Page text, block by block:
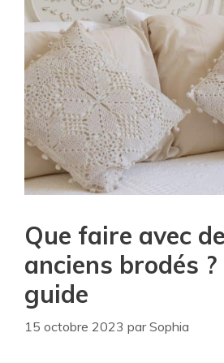
Que faire avec
anciens brodés
guide
15 octobre 2023 parSophia